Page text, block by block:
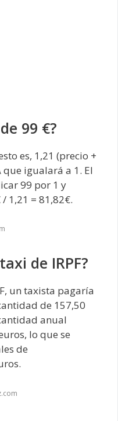
99 €?
es, 1,21 (precio +
que igualará a 1. El
99 por 1 y
1,21 = 81,82€.
de IRPF?
un taxista pagaría
de 157,50
anual
lo que se
de